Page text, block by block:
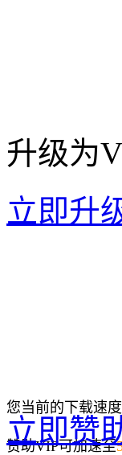
升级为
立即升
您当前的下载速
赞助VIP可加速至
立即赞